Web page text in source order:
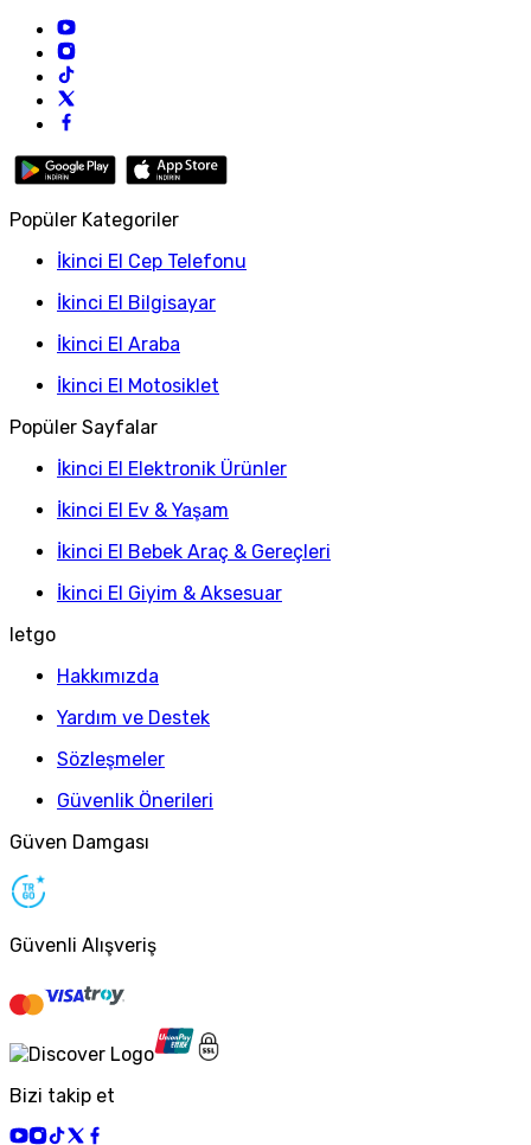
Popüler Kategoriler
İkinci El Cep Telefonu
İkinci El Bilgisayar
İkinci El Araba
İkinci El Motosiklet
Popüler Sayfalar
İkinci El Elektronik Ürünler
İkinci El Ev & Yaşam
İkinci El Bebek Araç & Gereçleri
İkinci El Giyim & Aksesuar
letgo
Hakkımızda
Yardım ve Destek
Sözleşmeler
Güvenlik Önerileri
Güven Damgası
Güvenli Alışveriş
Bizi takip et